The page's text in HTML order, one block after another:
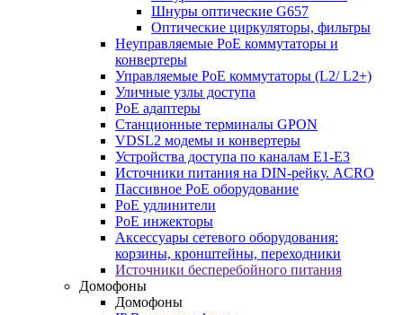
Шнуры оптические G657
Оптические циркуляторы, фильтры
Неуправляемые PoE коммутаторы и
конвертеры
Управляемые PoE коммутаторы (L2/ L2+)
Уличные узлы доступа
PoE адаптеры
Станционные терминалы GPON
VDSL2 модемы и конвертеры
Устройства доступа по каналам E1-E3
Источники питания на DIN-рейку. ACRO
Пассивное PoE оборудование
PoE удлинители
PoE инжекторы
Аксессуары сетевого оборудования:
корзины, кронштейны, переходники
Источники бесперебойного питания
Домофоны
Домофоны